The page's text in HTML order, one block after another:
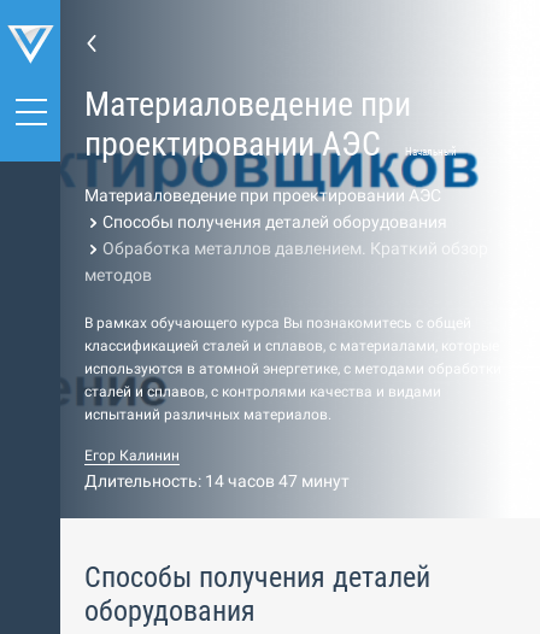
Материаловедение при
проектировании АЭС
Начальный
Материаловедение при проектировании АЭС
Способы получения деталей оборудования
Обработка металлов давлением. Краткий обзор
методов
В рамках обучающего курса Вы познакомитесь с общей
классификацией сталей и сплавов, с материалами, которые
используются в атомной энергетике, с методами обработки
сталей и сплавов, с контролями качества и видами
испытаний различных материалов.
Егор Калинин
Длительность: 14 часов 47 минут
Способы получения деталей
оборудования